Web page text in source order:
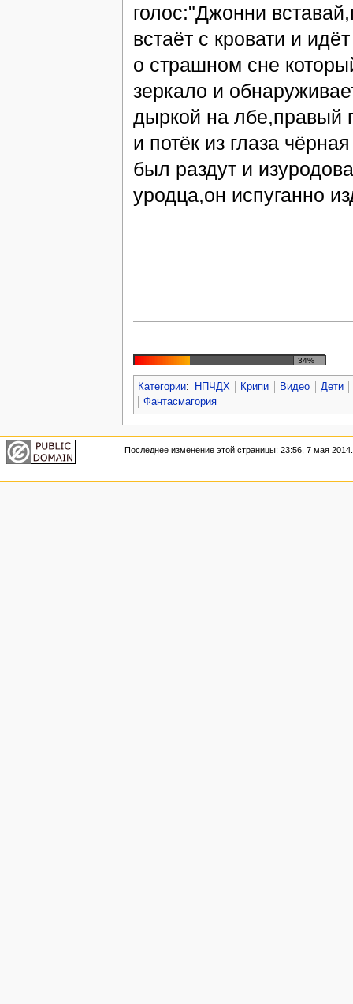
голос:"Джонни
встаёт с кровати и
о страшном сне
зеркало и
дыркой на лбе,правый
и потёк из глаза
был раздут и
уродца,он испуганно
34%
Категории: НПЧДХ Крипи Видео
Дети
Фантасмагория
Последнее изменение этой страницы: 23:56, 7 мая 2014.